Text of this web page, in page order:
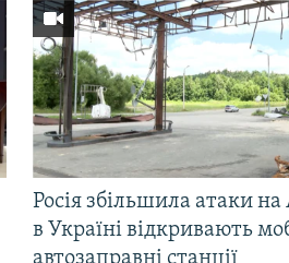
Росія збільшила атаки на
в Україні відкривають
автозаправні станції